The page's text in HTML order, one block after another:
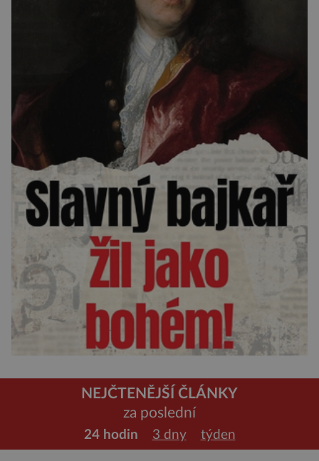
NEJČTENĚJŠÍ ČLÁNKY
za poslední
24 hodin 3 dny týden